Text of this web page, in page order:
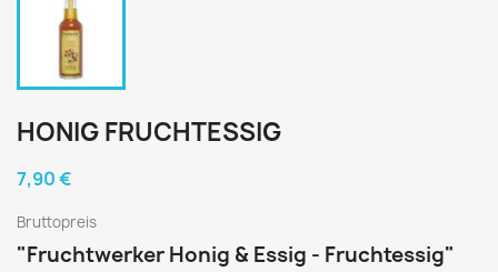
HONIG FRUCHTESSIG
7,90 €
Bruttopreis
"Fruchtwerker Honig & Essig - Fruchtessig"